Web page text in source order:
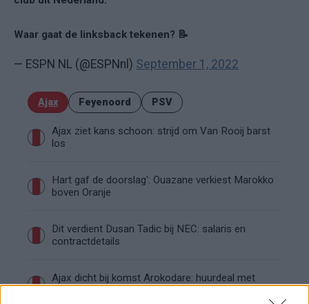
Waar gaat de linksback tekenen? 📝
— ESPN NL (@ESPNnl) September 1, 2022
Ajax Feyenoord PSV
Ajax ziet kans schoon: strijd om Van Rooij barst
los
Hart gaf de doorslag': Ouazane verkiest Marokko
boven Oranje
Dit verdient Dusan Tadic bij NEC: salaris en
contractdetails
Ajax dicht bij komst Arokodare: huurdeal met
koopoptie van 22 miljoen